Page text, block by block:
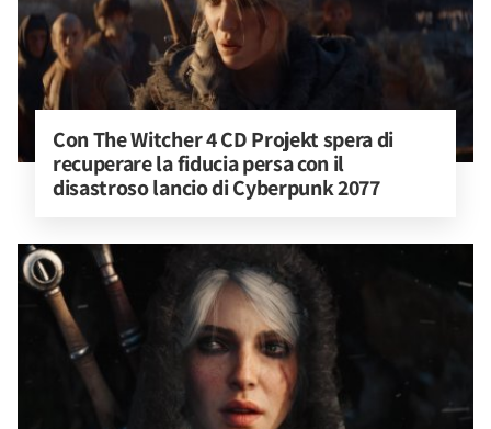
Con The Witcher 4 CD Projekt spera di
recuperare la fiducia persa con il
disastroso lancio di Cyberpunk 2077